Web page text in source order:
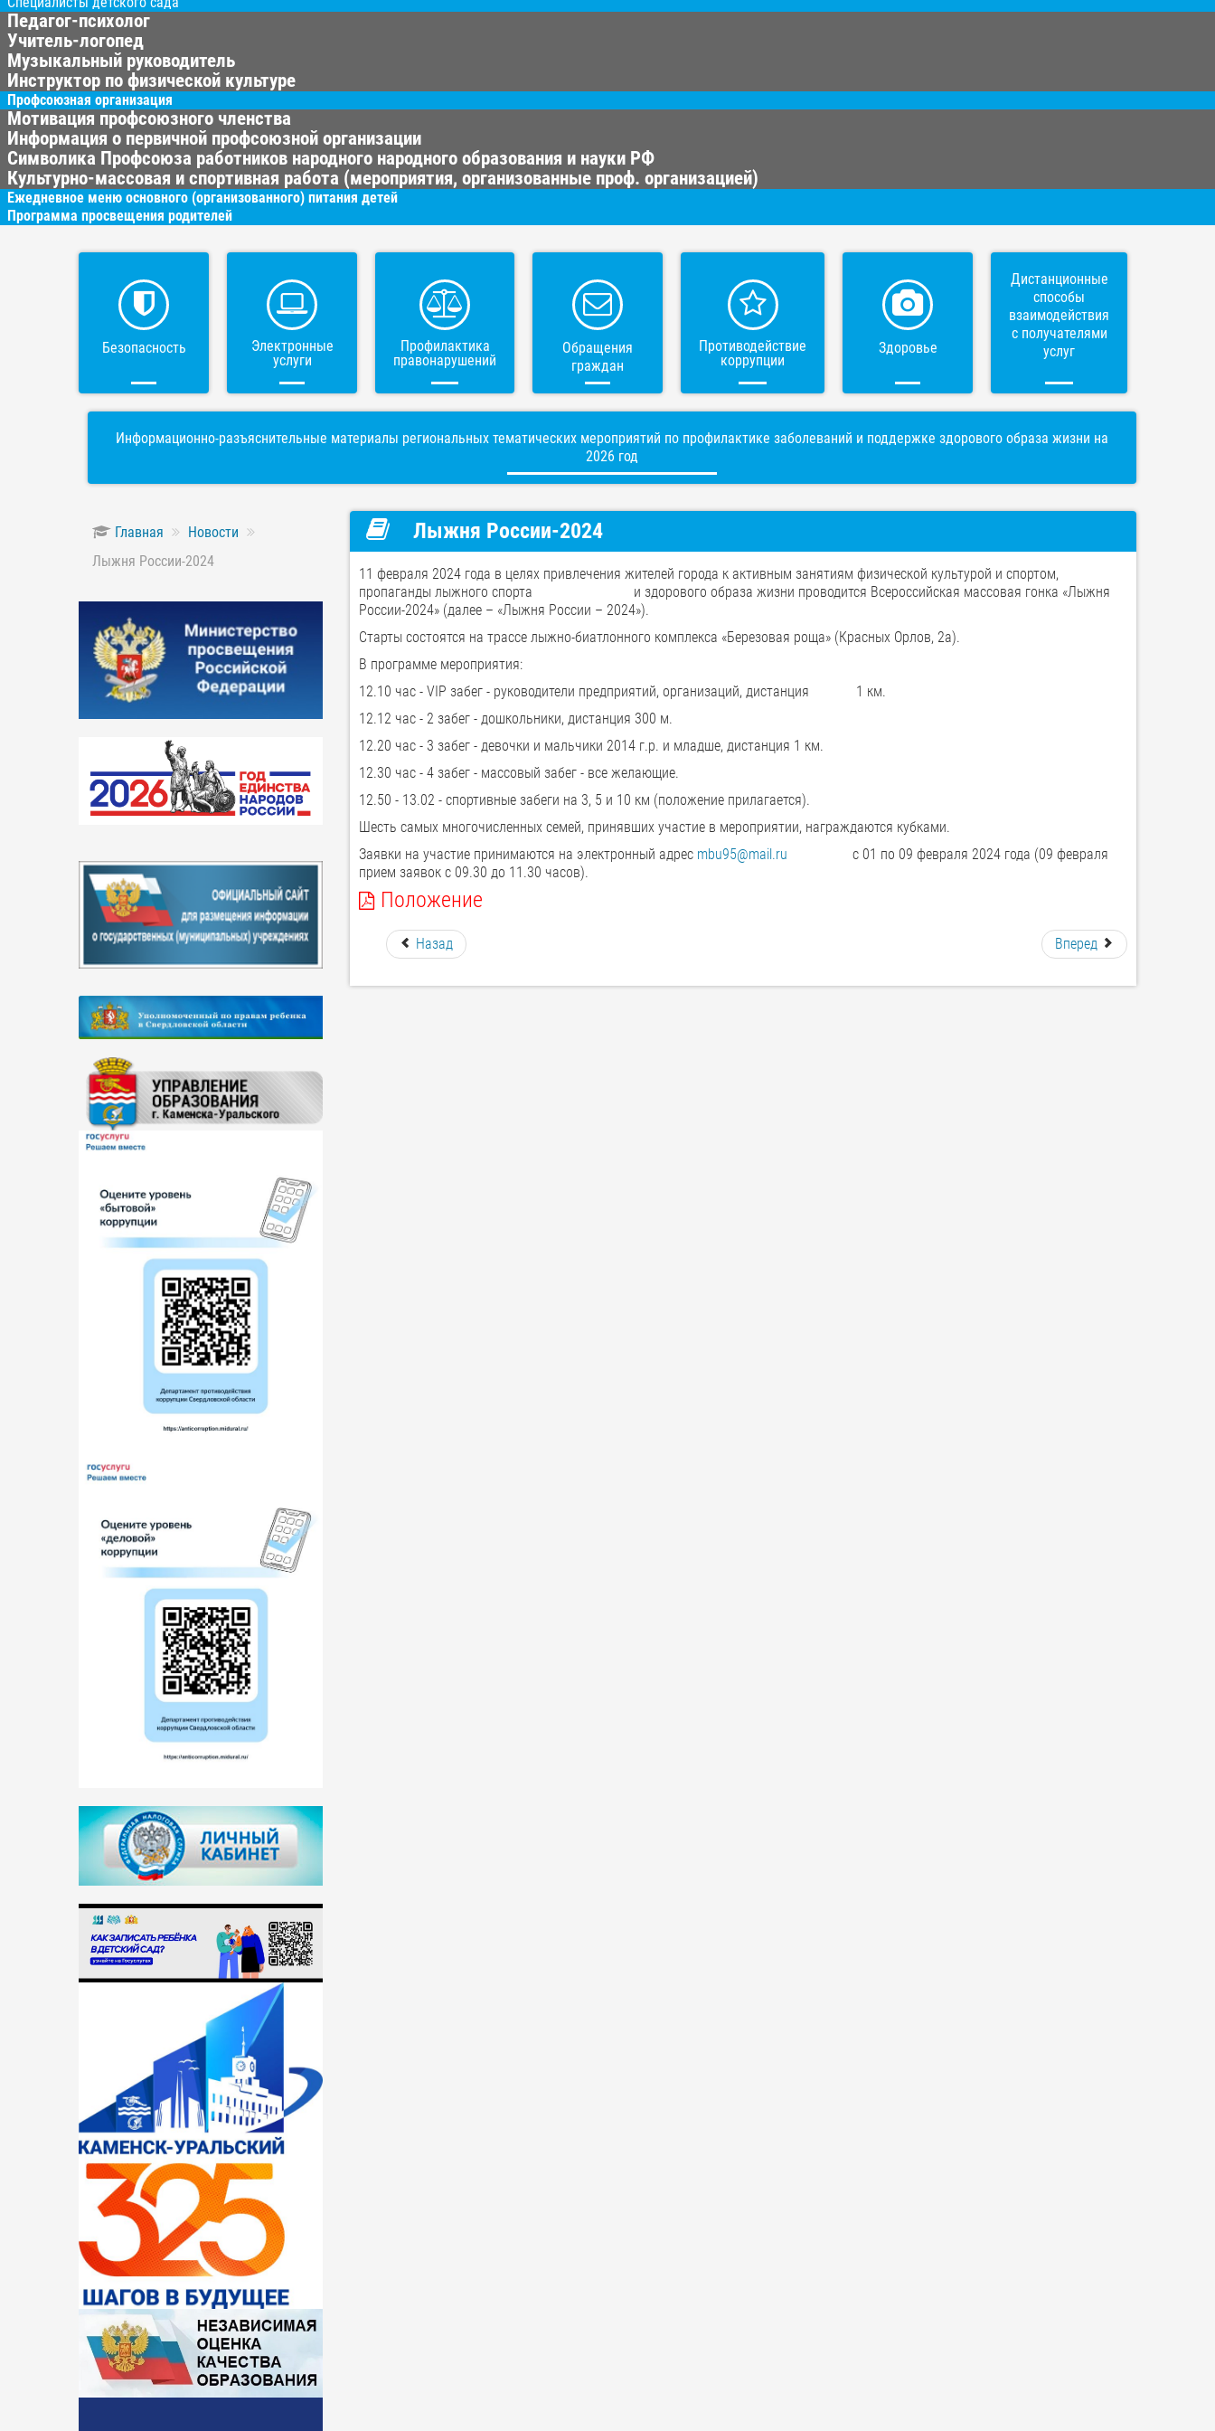
Педагог-психолог
Учитель-логопед
Музыкальный руководитель
Инструктор по физической культуре
Профсоюзная организация
Мотивация профсоюзного членства
Информация о первичной профсоюзной организации
Символика Профсоюза работников народного народного образования и науки РФ
Культурно-массовая и спортивная работа (мероприятия, организованные проф. организацией)
Ежедневное меню основного (организованного) питания детей
Программа просвещения родителей
Безопасность
Электронные
услуги
Профилактика
правонарушений
Обращения
граждан
Противодействие
коррупции
Здоровье
Дистанционные
способы
взаимодействия
с получателями
услуг
Информационно-разъяснительные материалы региональных тематических мероприятий по профилактике заболеваний и поддержке здорового образа жизни на
2026 год
Главная
Новости
Лыжня России-2024
Лыжня России-2024
11 февраля 2024 года в целях привлечения жителей города к активным занятиям физической культурой и спортом,
пропаганды лыжного спорта и здорового образа жизни проводится Всероссийская массовая гонка «Лыжня
России-2024» (далее – «Лыжня России – 2024»).
Старты состоятся на трассе лыжно-биатлонного комплекса «Березовая роща» (Красных Орлов, 2а).
В программе мероприятия:
12.10 час - VIP забег - руководители предприятий, организаций, дистанция 1 км.
12.12 час - 2 забег - дошкольники, дистанция 300 м.
12.20 час - 3 забег - девочки и мальчики 2014 г.р. и младше, дистанция 1 км.
12.30 час - 4 забег - массовый забег - все желающие.
12.50 - 13.02 - спортивные забеги на 3, 5 и 10 км (положение прилагается).
Шесть самых многочисленных семей, принявших участие в мероприятии, награждаются кубками.
Заявки на участие принимаются на электронный адрес mbu95@mail.ru с 01 по 09 февраля 2024 года (09 февраля
прием заявок с 09.30 до 11.30 часов).
Положение
Назад Вперед